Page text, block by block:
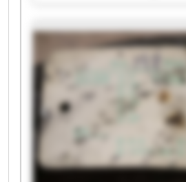
Medien GmbH TDM Druck &
Druck & Medien GmbH TDM
GmbH TDM Druck & Medien
Medien GmbH TDM Druck &
Druck & Medien GmbH TDM
GmbH TDM Druck & Medien
Medien GmbH TDM Druck &
Druck & Medien GmbH TDM
GmbH